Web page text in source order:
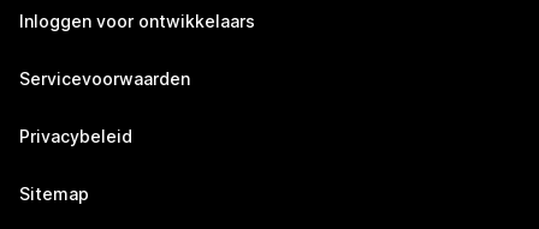
Inloggen voor ontwikkelaars
Servicevoorwaarden
Privacybeleid
Sitemap